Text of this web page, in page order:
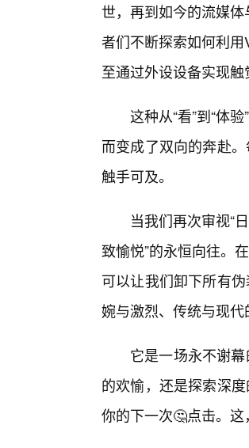
世，再到如今的流媒
者们不断探索如何利
至通过外设设备实现触
这种从“看”到“体
而变成了双向的奔赴
触手可及。
当我们再次审视“
致愉悦”的永恒向往。
可以让我们卸下所有
婉与激烈、传统与现
它是一场永不谢
的欢愉，还是探索深
你的下一次🤔点击。